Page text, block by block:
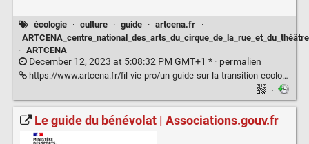
écologie · culture · guide · artcena.fr
·
ARTCENA_centre_national_des_arts_du_cirque_de_la_rue_et_du_théâtre
· ARTCENA
December 12, 2023 at 5:08:32 PM GMT+1 * · permalien
https://www.artcena.fr/fil-vie-pro/un-guide-sur-la-transition-ecologique-de-la-culture
·
Le guide du bénévolat | Associations.gouv.fr